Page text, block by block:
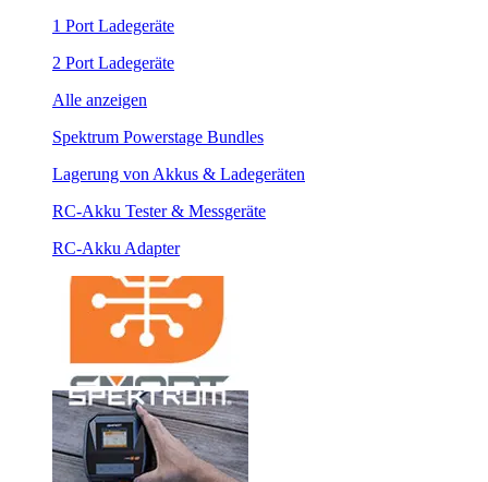
1 Port Ladegeräte
2 Port Ladegeräte
Alle anzeigen
Spektrum Powerstage Bundles
Lagerung von Akkus & Ladegeräten
RC-Akku Tester & Messgeräte
RC-Akku Adapter